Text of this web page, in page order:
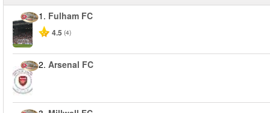
1. Fulham FC
4.5 (4)
2. Arsenal FC